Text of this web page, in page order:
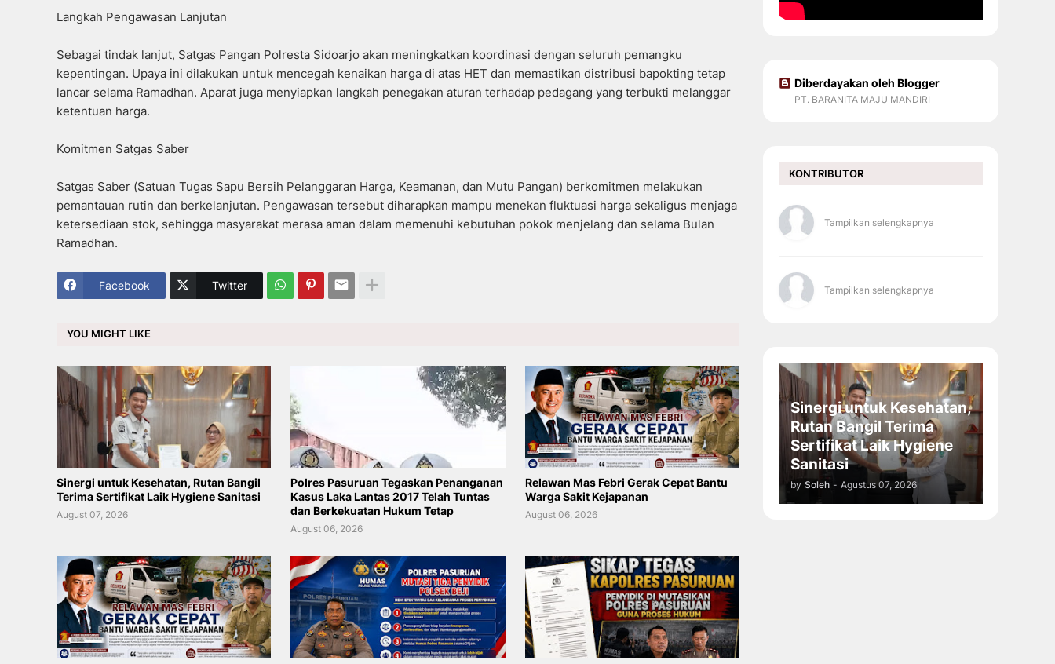
Langkah Pengawasan Lanjutan
Sebagai tindak lanjut, Satgas Pangan Polresta Sidoarjo akan meningkatkan koordinasi dengan seluruh pemangku
kepentingan. Upaya ini dilakukan untuk mencegah kenaikan harga di atas HET dan memastikan distribusi bapokting tetap
lancar selama Ramadhan. Aparat juga menyiapkan langkah penegakan aturan terhadap pedagang yang terbukti melanggar
ketentuan harga.
Komitmen Satgas Saber
Satgas Saber (Satuan Tugas Sapu Bersih Pelanggaran Harga, Keamanan, dan Mutu Pangan) berkomitmen melakukan
pemantauan rutin dan berkelanjutan. Pengawasan tersebut diharapkan mampu menekan fluktuasi harga sekaligus menjaga
ketersediaan stok, sehingga masyarakat merasa aman dalam memenuhi kebutuhan pokok menjelang dan selama Bulan
Ramadhan.
Facebook Twitter
YOU MIGHT LIKE
Sinergi untuk Kesehatan, Rutan Bangil
Terima Sertifikat Laik Hygiene Sanitasi
August 07, 2026
Polres Pasuruan Tegaskan Penanganan
Kasus Laka Lantas 2017 Telah Tuntas
dan Berkekuatan Hukum Tetap
August 06, 2026
Relawan Mas Febri Gerak Cepat Bantu
Warga Sakit Kejapanan
August 06, 2026
Diberdayakan oleh Blogger
PT. BARANITA MAJU MANDIRI
KONTRIBUTOR
Tampilkan selengkapnya
Tampilkan selengkapnya
Sinergi untuk Kesehatan,
Rutan Bangil Terima
Sertifikat Laik Hygiene
Sanitasi
by Soleh - Agustus 07, 2026